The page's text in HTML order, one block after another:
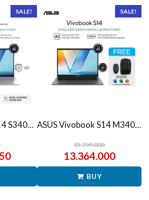
SALE!
ASUS Vivobook S14 S3407QA – IPSP151M – Matte Gray
SALE!
ASUS Vivobook S14 M3407HA Ryzen 7 260 1TB SSD 16GB WUXGA IPS Win11+OHS
15.799.000
13.364.000
BUY